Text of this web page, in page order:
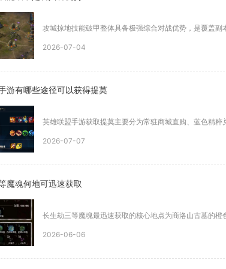
攻城掠地技能破甲整体具备极强综合对战优势，是覆盖
2026-07-04
游有哪些途径可以获得提莫
英雄联盟手游获取提莫主要分为常驻商城直购、蓝色精
2026-07-07
魔魂何地可迅速获取
长生劫三等魔魂最迅速获取的核心地点为商洛山古墓的
2026-06-06